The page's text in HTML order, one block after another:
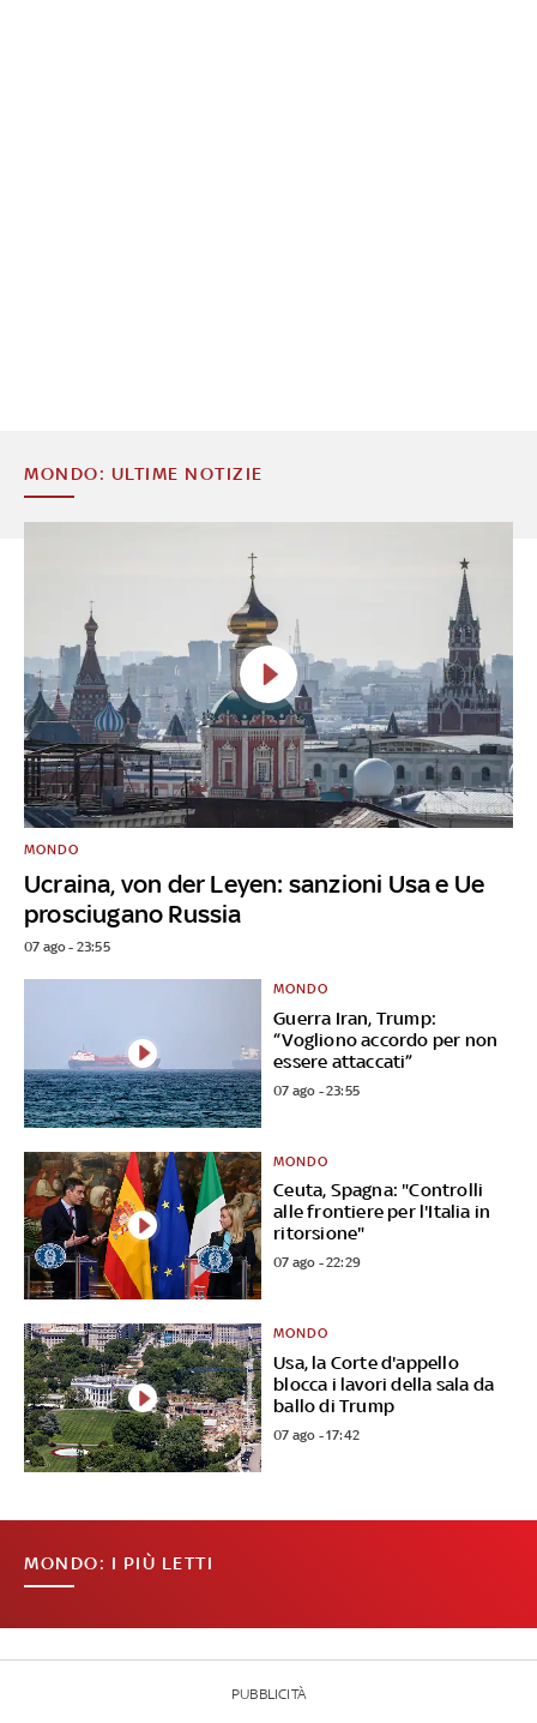
MONDO: ULTIME NOTIZIE
Ucraina, von der Leyen: sanzioni Usa e Ue
prosciugano Russia
MONDO
07 ago - 23:55
Guerra Iran, Trump:
“Vogliono accordo per non
essere attaccati”
MONDO
07 ago - 23:55
Ceuta, Spagna: "Controlli
alle frontiere per l'Italia in
ritorsione"
MONDO
07 ago - 22:29
Usa, la Corte d'appello
blocca i lavori della sala da
ballo di Trump
MONDO
07 ago - 17:42
MONDO: I PIÙ LETTI
PUBBLICITÀ